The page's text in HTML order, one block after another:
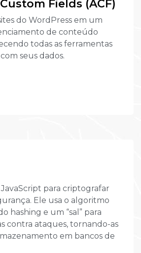
Fields (ACF)
do WordPress em um
de conteúdo
todas as ferramentas
seus dados.
para criptografar
Ele usa o algoritmo
hashing e um “sal” para
contra ataques, tornando-as
em bancos de